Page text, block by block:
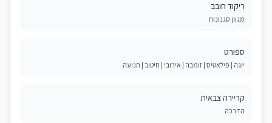
ריקוד חובב
מגוון סגנונות
ספורט
יוגה | פילאטיס | זומבה | אירובי | חיטוב | תנועה
קריירה צבאית
הדרכה